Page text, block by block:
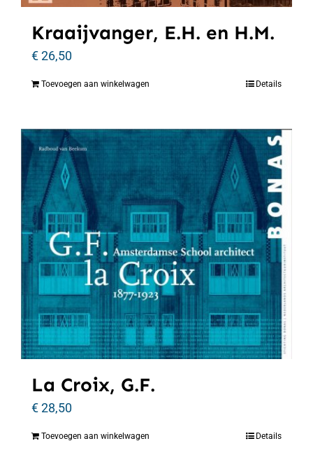
Kraaijvanger, E.H. en H.M.
€26,50
Toevoegen aan winkelwagen Details
La Croix, G.F.
€28,50
Toevoegen aan winkelwagen Details